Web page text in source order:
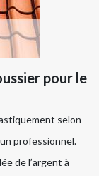
pour le
selon
professionnel.
de l’argent à